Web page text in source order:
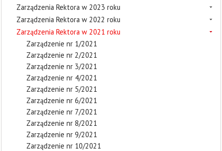
Zarządzenia Rektora w 2023 roku
Zarządzenia Rektora w 2022 roku
Zarządzenia Rektora w 2021 roku
Zarządzenie nr 1/2021
Zarządzenie nr 2/2021
Zarządzenie nr 3/2021
Zarządzenie nr 4/2021
Zarządzenie nr 5/2021
Zarządzenie nr 6/2021
Zarządzenie nr 7/2021
Zarządzenie nr 8/2021
Zarządzenie nr 9/2021
Zarządzenie nr 10/2021